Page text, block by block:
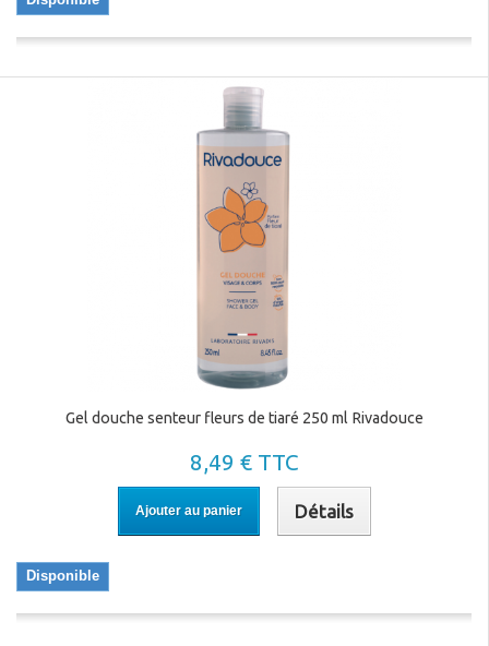
Gel douche senteur fleurs de tiaré 250 ml Rivadouce
8,49 € TTC
Ajouter au panier Détails
Disponible